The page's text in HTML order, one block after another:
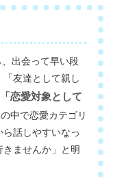
出会って早い段
友達として親し
恋愛対象として
中で恋愛カテゴリ
話しやすいなっ
ませんか」と明